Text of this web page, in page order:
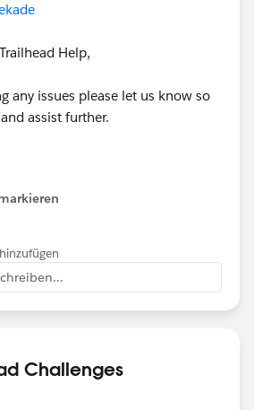
Help,
any issues please let us know so
assist further.
response :)
Challenges